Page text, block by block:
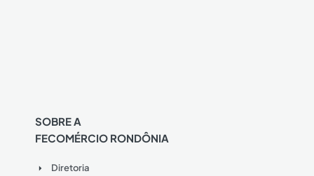
SOBRE A
FECOMÉRCIO RONDÔNIA
Diretoria